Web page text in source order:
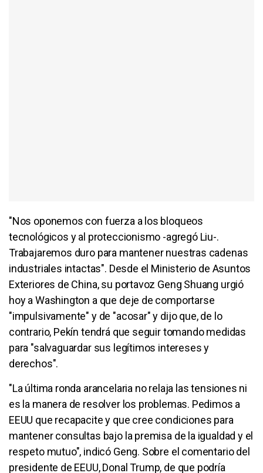
"Nos oponemos con fuerza a los bloqueos
tecnológicos y al proteccionismo -agregó Liu-.
Trabajaremos duro para mantener nuestras cadenas
industriales intactas". Desde el Ministerio de Asuntos
Exteriores de China, su portavoz Geng Shuang urgió
hoy a Washington a que deje de comportarse
"impulsivamente" y de "acosar" y dijo que, de lo
contrario, Pekín tendrá que seguir tomando medidas
para "salvaguardar sus legítimos intereses y
derechos".
"La última ronda arancelaria no relaja las tensiones ni
es la manera de resolver los problemas. Pedimos a
EEUU que recapacite y que cree condiciones para
mantener consultas bajo la premisa de la igualdad y el
respeto mutuo", indicó Geng. Sobre el comentario del
presidente de EEUU, Donal Trump, de que podría